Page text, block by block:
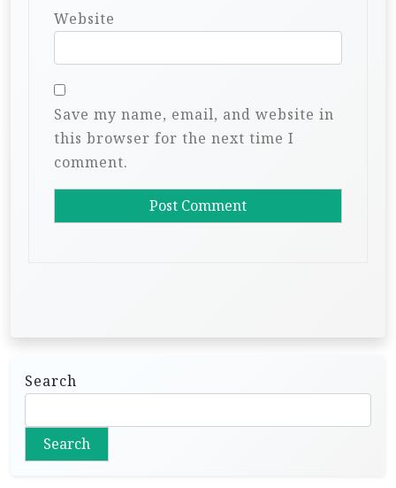
Website
Save my name, email, and website in
this browser for the next time I
comment.
Search
Search